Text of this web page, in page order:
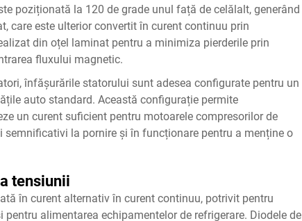
poziționată la 120 de grade unul față de celălalt, generând
care este ulterior convertit în curent continuu prin
din oțel laminat pentru a minimiza pierderile prin
fluxului magnetic.
înfășurările statorului sunt adesea configurate pentru un
auto standard. Această configurație permite
un curent suficient pentru motoarele compresorilor de
semnificativi la pornire și în funcționare pentru a menține o
tensiunii
în curent alternativ în curent continuu, potrivit pentru
alimentarea echipamentelor de refrigerare. Diodele de